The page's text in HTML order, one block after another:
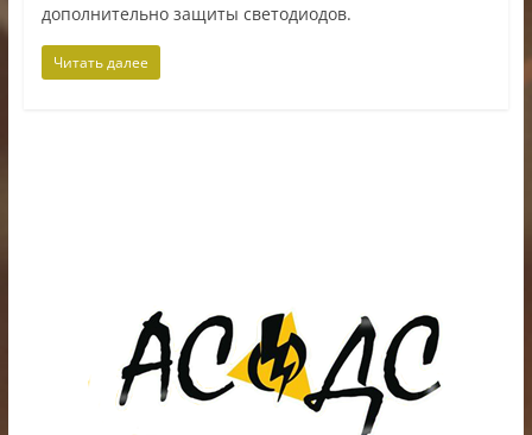
дополнительно защиты светодиодов.
Читать далее